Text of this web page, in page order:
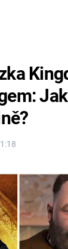
AVENGERS 5